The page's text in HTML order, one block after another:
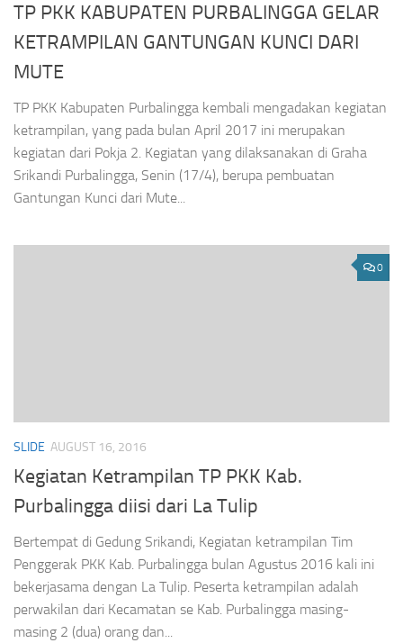
TP PKK KABUPATEN PURBALINGGA GELAR
KETRAMPILAN GANTUNGAN KUNCI DARI
MUTE
TP PKK Kabupaten Purbalingga kembali mengadakan kegiatan
ketrampilan, yang pada bulan April 2017 ini merupakan
kegiatan dari Pokja 2. Kegiatan yang dilaksanakan di Graha
Srikandi Purbalingga, Senin (17/4), berupa pembuatan
Gantungan Kunci dari Mute...
0
SLIDE AUGUST 16, 2016
Kegiatan Ketrampilan TP PKK Kab.
Purbalingga diisi dari La Tulip
Bertempat di Gedung Srikandi, Kegiatan ketrampilan Tim
Penggerak PKK Kab. Purbalingga bulan Agustus 2016 kali ini
bekerjasama dengan La Tulip. Peserta ketrampilan adalah
perwakilan dari Kecamatan se Kab. Purbalingga masing-
masing 2 (dua) orang dan...